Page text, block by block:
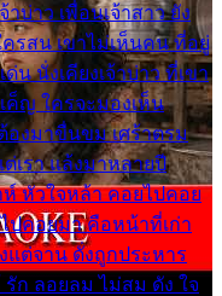
บ่าว เพื่อนเจ้าสาว ยัง
รสน เขาไม่เห็นคน ที่อยู่
น นั่งเคียงเจ้าบ่าว ที่เขา
ค็ญ ใครจะมองเห็น
องมาขื่นขม เศร้าตรม
เรา แล้งมาหลายปี
หัวใจหล้า คอยไปคอย
ปคอยมา คือหน้าที่เก่า
แต่จาน ดั่งถูกประหาร
ก ลอยลม ไม่สม ดัง ใจ